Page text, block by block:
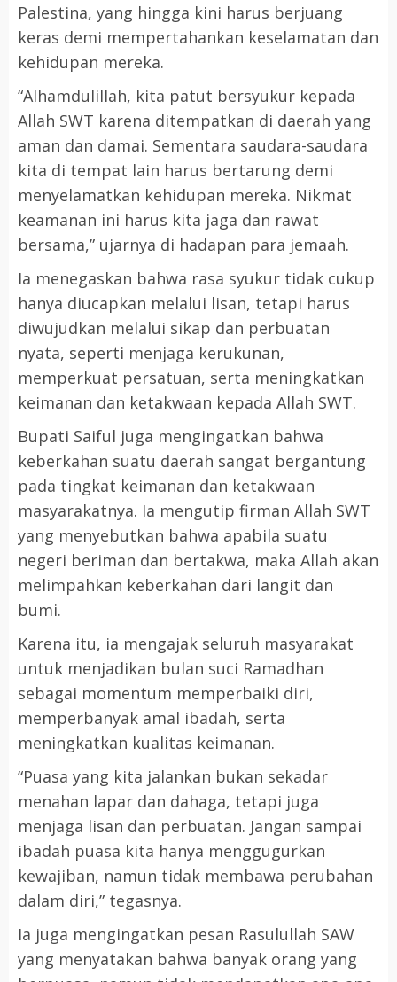
Palestina, yang hingga kini harus berjuang
keras demi mempertahankan keselamatan dan
kehidupan mereka.
“Alhamdulillah, kita patut bersyukur kepada
Allah SWT karena ditempatkan di daerah yang
aman dan damai. Sementara saudara-saudara
kita di tempat lain harus bertarung demi
menyelamatkan kehidupan mereka. Nikmat
keamanan ini harus kita jaga dan rawat
bersama,” ujarnya di hadapan para jemaah.
Ia menegaskan bahwa rasa syukur tidak cukup
hanya diucapkan melalui lisan, tetapi harus
diwujudkan melalui sikap dan perbuatan
nyata, seperti menjaga kerukunan,
memperkuat persatuan, serta meningkatkan
keimanan dan ketakwaan kepada Allah SWT.
Bupati Saiful juga mengingatkan bahwa
keberkahan suatu daerah sangat bergantung
pada tingkat keimanan dan ketakwaan
masyarakatnya. Ia mengutip firman Allah SWT
yang menyebutkan bahwa apabila suatu
negeri beriman dan bertakwa, maka Allah akan
melimpahkan keberkahan dari langit dan
bumi.
Karena itu, ia mengajak seluruh masyarakat
untuk menjadikan bulan suci Ramadhan
sebagai momentum memperbaiki diri,
memperbanyak amal ibadah, serta
meningkatkan kualitas keimanan.
“Puasa yang kita jalankan bukan sekadar
menahan lapar dan dahaga, tetapi juga
menjaga lisan dan perbuatan. Jangan sampai
ibadah puasa kita hanya menggugurkan
kewajiban, namun tidak membawa perubahan
dalam diri,” tegasnya.
Ia juga mengingatkan pesan Rasulullah SAW
yang menyatakan bahwa banyak orang yang